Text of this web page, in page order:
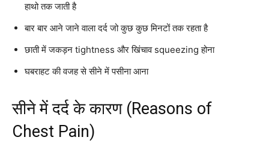
हाथो तक जाती है
बार बार आने जाने वाला दर्द जो कुछ कुछ मिनटों तक रहता है
छाती में जकड़न tightness और खिंचाव squeezing होना
घबराहट की वजह से सीने में पसीना आना
सीने में दर्द के कारण (Reasons of
Chest Pain)